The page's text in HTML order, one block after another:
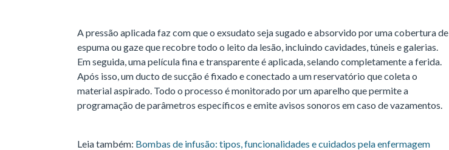
A pressão aplicada faz com que o exsudato seja sugado e absorvido por uma cobertura de
espuma ou gaze que recobre todo o leito da lesão, incluindo cavidades, túneis e galerias.
Em seguida, uma película fina e transparente é aplicada, selando completamente a ferida.
Após isso, um ducto de sucção é fixado e conectado a um reservatório que coleta o
material aspirado. Todo o processo é monitorado por um aparelho que permite a
programação de parâmetros específicos e emite avisos sonoros em caso de vazamentos.
Leia também: Bombas de infusão: tipos, funcionalidades e cuidados pela enfermagem